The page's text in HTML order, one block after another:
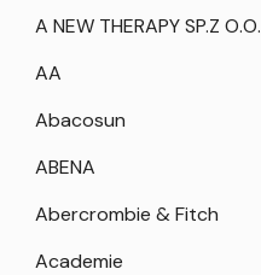
A NEW THERAPY SP.Z O.O.
AA
Abacosun
ABENA
Abercrombie & Fitch
Academie